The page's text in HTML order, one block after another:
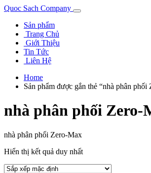
Quoc Sach Company
Sản phẩm
Trang Chủ
Giới Thiệu
Tin Tức
Liên Hệ
Home
Sản phẩm được gắn thẻ “nhà phân phối
nhà phân phối Zero-
nhà phân phối Zero-Max
Hiển thị kết quả duy nhất